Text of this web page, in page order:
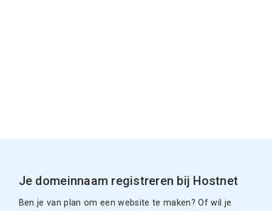
Je domeinnaam registreren bij Hostnet
Ben je van plan om een website te maken? Of wil je